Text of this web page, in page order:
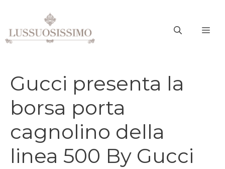
contenuto
Gucci presenta la
borsa porta
cagnolino della
linea 500 By Gucci